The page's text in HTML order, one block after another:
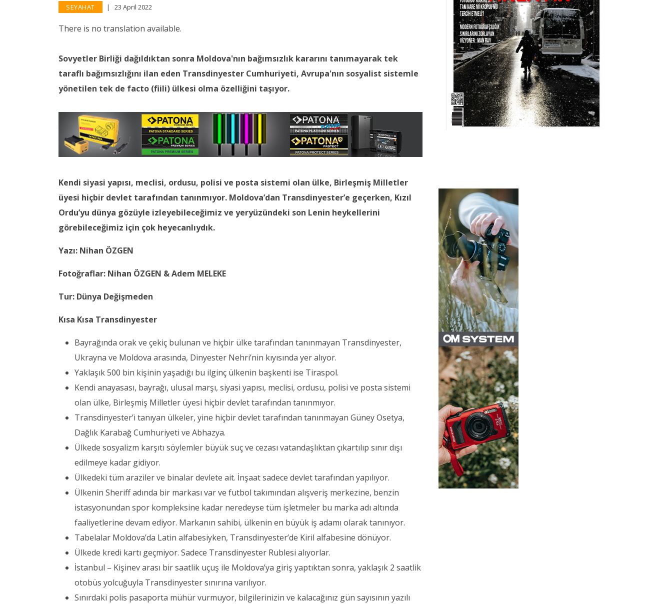
SEYAHAT 23 April 2022
There is no translation available.
Sovyetler Birliği dağıldıktan sonra Moldova'nın bağımsızlık kararını tanımayarak tek
taraflı bağımsızlığını ilan eden Transdinyester Cumhuriyeti, Avrupa'nın sosyalist sistemle
yönetilen tek de facto (fiili) ülkesi olma özelliğini taşıyor.
Kendi siyasi yapısı, meclisi, ordusu, polisi ve posta sistemi olan ülke, Birleşmiş Milletler
üyesi hiçbir devlet tarafından tanınmıyor. Moldova’dan Transdinyester’e geçerken, Kızıl
Ordu’yu dünya gözüyle izleyebileceğimiz ve yeryüzündeki son Lenin heykellerini
görebileceğimiz için çok heyecanlıydık.
Yazı: Nihan ÖZGEN
Fotoğraflar: Nihan ÖZGEN & Adem MELEKE
Tur: Dünya Değişmeden
Kısa Kısa Transdinyester
Bayrağında orak ve çekiç bulunan ve hiçbir ülke tarafından tanınmayan Transdinyester,
Ukrayna ve Moldova arasında, Dinyester Nehri’nin kıyısında yer alıyor.
Yaklaşık 500 bin kişinin yaşadığı bu ilginç ülkenin başkenti ise Tiraspol.
Kendi anayasası, bayrağı, ulusal marşı, siyasi yapısı, meclisi, ordusu, polisi ve posta sistemi
olan ülke, Birleşmiş Milletler üyesi hiçbir devlet tarafından tanınmıyor.
Transdinyester’i tanıyan ülkeler, yine hiçbir devlet tarafından tanınmayan Güney Osetya,
Dağlık Karabağ Cumhuriyeti ve Abhazya.
Ülkede sosyalizm karşıtı söylemler büyük suç ve cezası vatandaşlıktan çıkartılıp sınır dışı
edilmeye kadar gidiyor.
Ülkedeki tüm araziler ve binalar devlete ait. İnşaat sadece devlet tarafından yapılıyor.
Ülkenin Sheriff adında bir markası var ve futbol takımından alışveriş merkezine, benzin
istasyonundan spor kompleksine kadar neredeyse tüm işletmeler bu marka adı altında
faaliyetlerine devam ediyor. Markanın sahibi, ülkenin en büyük iş adamı olarak tanınıyor.
Tabelalar Moldova’da Latin alfabesiyken, Transdinyester’de Kiril alfabesine dönüyor.
Ülkede kredi kartı geçmiyor. Sadece Transdinyester Rublesi alıyorlar.
İstanbul – Kişinev arası bir saatlik uçuş ile Moldova’ya giriş yaptıktan sonra, yaklaşık 2 saatlik
otobüs yolcuğuyla Transdinyester sınırına varılıyor.
Sınırdaki polis pasaporta mühür vurmuyor, bilgilerinizin ve kalacağınız gün sayısının yazılı